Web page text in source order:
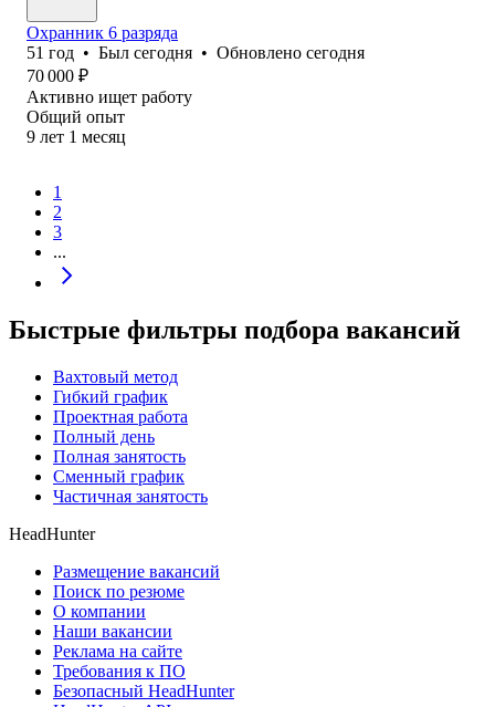
Охранник 6 разряда
51 год • Был сегодня • Обновлено сегодня
70 000 ₽
Активно ищет работу
Общий опыт
9 лет 1 месяц
1
2
3
...
Быстрые фильтры подбора вакансий
Вахтовый метод
Гибкий график
Проектная работа
Полный день
Полная занятость
Сменный график
Частичная занятость
HeadHunter
Размещение вакансий
Поиск по резюме
О компании
Наши вакансии
Реклама на сайте
Требования к ПО
Безопасный HeadHunter